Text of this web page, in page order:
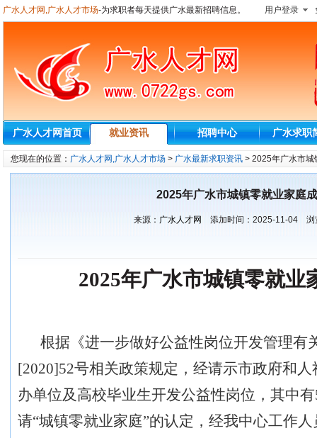
广水人才网,广水人才市场-为求职者每天提供广水最新招聘信息。 用户登录
广水人才网首页 就业资讯 招聘中心 广水求职
您现在的位置： 广水人才网,广水人才市场 > 广水最新求职资讯 > 2025年广水市城
2025年广水市城镇零就业家庭
来源： 广水人才网 添加时间： 2025-11-04浏
2025年广水市城镇零就业
根据《进一步做好公益性岗位开发管理有
[2020]52号相关政策规定， 经请示市政府和
办单位及高校毕业生开发公益性岗位 ， 其中有
请“城镇零就业家庭”的认定， 经我中心工作